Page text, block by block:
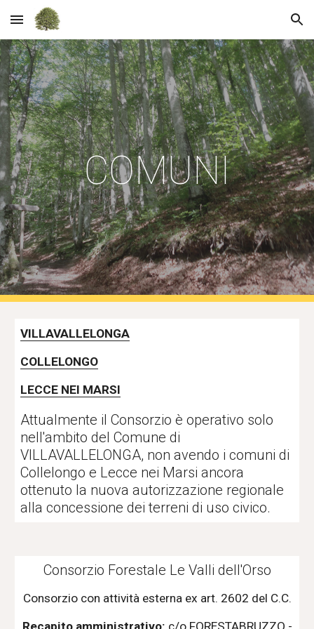
Skip to main content Skip to navigation
COMUNI
VILLAVALLELONGA
COLLELONGO
LECCE NEI MARSI
Attualmente il Consorzio è operativo solo
nell'ambito del Comune di
VILLAVALLELONGA, non avendo i comuni di
Collelongo e Lecce nei Marsi ancora
ottenuto la nuova autorizzazione regionale
alla concessione dei terreni di uso civico.
Consorzio Forestale Le Valli dell'Orso
Consorzio con attività esterna ex art. 2602 del C.C.
Recapito amministrativo: c/o FORESTABRUZZO -